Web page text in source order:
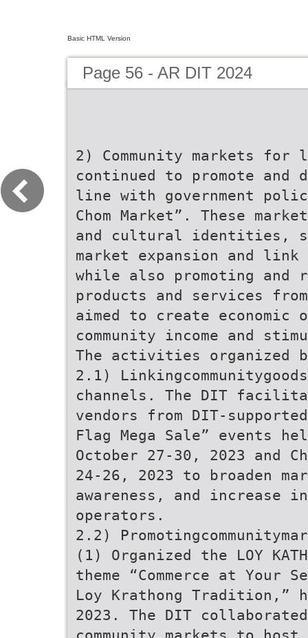
Basic HTML Version
Page 56 - AR DIT 2024
2) Community markets for
continued to promote and
line with government
Chom Market”. These
and cultural identities,
market expansion and
while also promoting and
products and services
aimed to create
community income and
The activities organized
2.1)
channels. The DIT
vendors from DIT-
Flag Mega Sale” events
October 27-30, 2023 and
24-26, 2023 to broaden
awareness, and increase
operators.
2.2)
(1) Organized the LOY
theme “Commerce at
Loy Krathong Tradition,”
2023. The DIT